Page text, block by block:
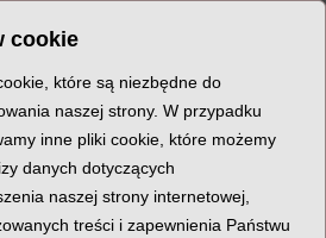
cookie
które są niezbędne do
naszej strony. W przypadku
inne pliki cookie, które możemy
danych dotyczących
naszej strony internetowej,
treści i zapewnienia Państwu
G H I J K L Ł M
S T U V W X Z